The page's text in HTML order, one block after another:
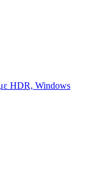
HDR, Windows